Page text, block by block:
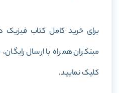
برای خرید کامل کتاب فیزیک
مبتکران همراه با ارسال
کلیک نمایید.